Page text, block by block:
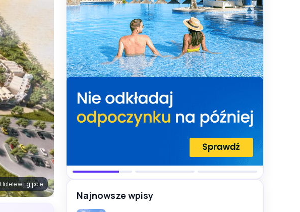
w Egipcie
Najnowsze wpisy